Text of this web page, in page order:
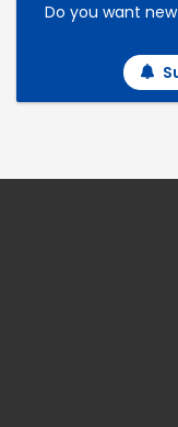
Do you want